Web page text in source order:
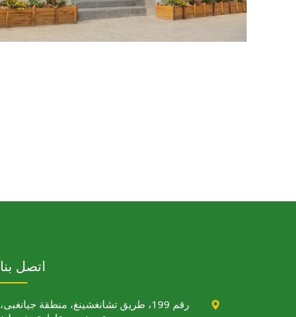
اتصل بنا

رقم 199، طريق تشانغشينغ، منطقة جيانغبى،